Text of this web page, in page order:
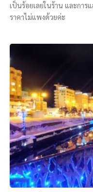
เป็นร้อยเลยในร้าน และการ
ราคาไม่แพงด้วยค่ะ